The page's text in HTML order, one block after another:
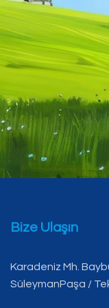
Bize Ulaşın
Karadeniz Mh.
SüleymanPaşa /